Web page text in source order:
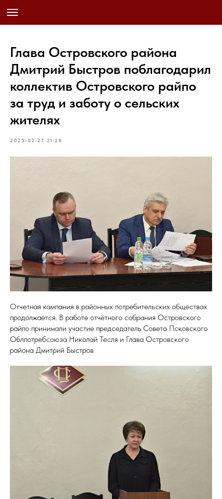
Глава Островского района
Дмитрий Быстров поблагодарил
коллектив Островского райпо
за труд и заботу о сельских
жителях
2025-02-27 21:28
Отчетная кампания в районных потребительских обществах
продолжается. В работе отчётного собрания Островского
райпо принимали участие председатель Совета Псковского
Облпотребсоюза Николай Тесля и Глава Островского
района Дмитрий Быстров